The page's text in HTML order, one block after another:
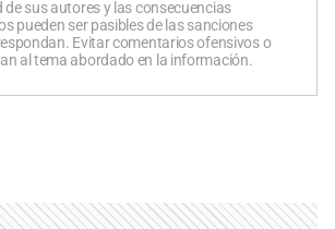
de sus autores y las consecuencias
pueden ser pasibles de las sanciones
Evitar comentarios ofensivos o
al tema abordado en la información.